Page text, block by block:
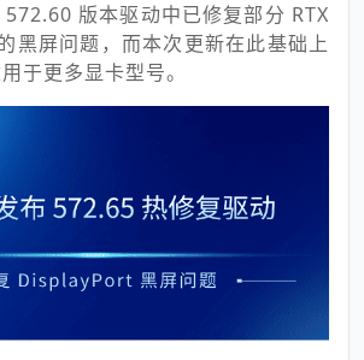
版本驱动中已修复部分 RTX
黑屏问题，而本次更新在此基础上
于更多显卡型号。